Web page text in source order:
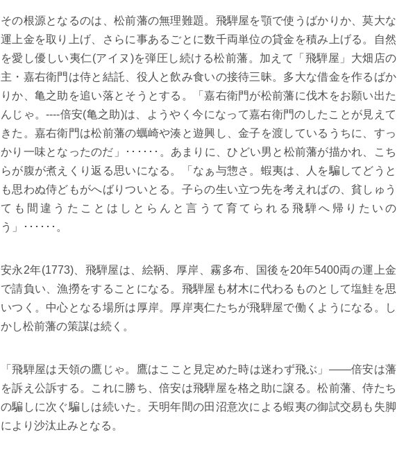
その根源となるのは、松前藩の無理難題。飛騨屋を顎で使うばかりか、莫大な
運上金を取り上げ、さらに事あるごとに数千両単位の貸金を積み上げる。自然
を愛し優しい夷仁(アイヌ )を弾圧し続ける松前藩。加えて「飛騨屋」大畑店の
主・嘉右衛門は侍と結託、役人と飲み食いの接待三昧。多大な借金を作るばか
りか、亀之助を追い落とそうとする。「嘉右衛門が松前藩に伐木をお願い出た
んじゃ。----倍安(亀之助)は、ようやく今になって嘉右衛門のしたことが見えて
きた。嘉右衛門は松前藩の蠣崎や湊と遊興し、金子を渡しているうちに、すっ
かり一味となったのだ」
･･････ 。あまりに、ひどい男と松前藩が描かれ、こち
らが腹が煮えくり返る思いになる。「なぁ与惣さ。蝦夷は、人を騙してどうと
も思わぬ侍どもがへばりついとる。子らの生い立つ先を考えればの、貧しゅう
ても間違うたことはしとらんと言うて育てられる飛騨へ帰りたいの
う」
･･････ 。
安永 2年(1773)、飛騨屋は、絵鞆、厚岸、霧多布、国後を20年5400両の運上金
で請負い、漁撈をすることになる。飛騨屋も材木に代わるものとして塩鮭を思
いつく。中心となる場所は厚岸。厚岸夷仁たちが飛騨屋で働くようになる。し
かし松前藩の策謀は続く。
「飛騨屋は天領の鷹じゃ。鷹はここと見定めた時は迷わず飛ぶ」――倍安は藩
を訴え公訴する。これに勝ち、倍安は飛騨屋を格之助に譲る。松前藩、侍たち
の騙しに次ぐ騙しは続いた。天明年間の田沼意次による蝦夷の御試交易も失脚
により沙汰止みとなる。